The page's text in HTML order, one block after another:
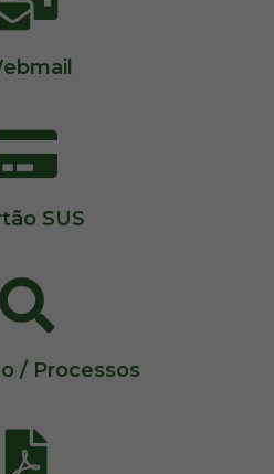
SUS
/ Processos